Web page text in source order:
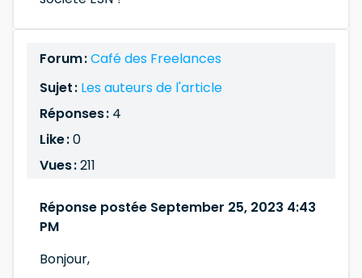
Forum :Café des Freelances
Sujet : Les auteurs de l'article
Réponses : 4
Like :0
Vues :211
Réponse postée September 25, 2023 4:43
PM
Bonjour,